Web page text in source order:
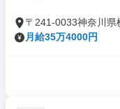
〒241-0033神奈川県
月給35万4000円